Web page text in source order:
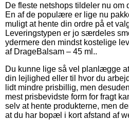
De fleste netshops tildeler nu om
En af de populære er lige nu
muligt at hente din ordre på et
Leveringstypen er jo særdeles
ydermere den mindst kostelige
af DrageBalsam – 45 ml..
Du kunne lige så vel planlægge
din lejlighed eller til hvor du
lidt mindre prisbillig, men
mest prisbevidste form for fragt
selv at hente produkterne, men
at du har bopæl i kort afstand af